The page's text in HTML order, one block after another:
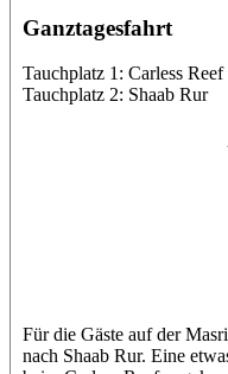
Ganztagesfahrt
Tauchplatz 1: Carless Reef
Tauchplatz 2: Shaab Rur
Für die Gäste auf der
nach Shaab Rur. Eine